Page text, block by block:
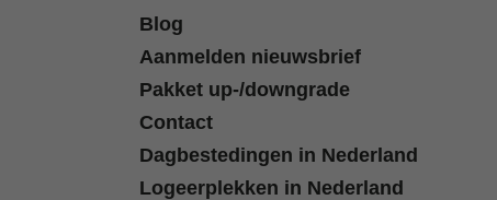
Blog
Aanmelden nieuwsbrief
Pakket up-/downgrade
Contact
Dagbestedingen in Nederland
Logeerplekken in Nederland